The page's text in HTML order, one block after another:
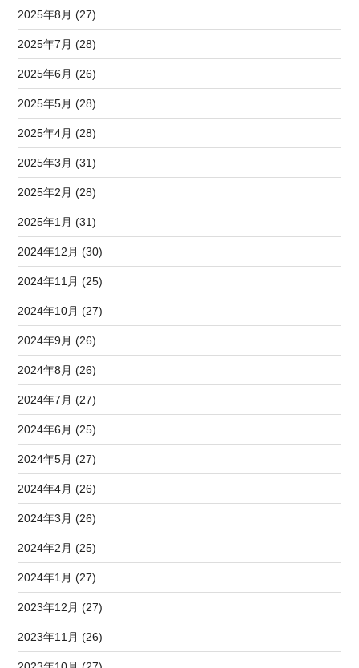
2025年8月 (27)
2025年7月 (28)
2025年6月 (26)
2025年5月 (28)
2025年4月 (28)
2025年3月 (31)
2025年2月 (28)
2025年1月 (31)
2024年12月 (30)
2024年11月 (25)
2024年10月 (27)
2024年9月 (26)
2024年8月 (26)
2024年7月 (27)
2024年6月 (25)
2024年5月 (27)
2024年4月 (26)
2024年3月 (26)
2024年2月 (25)
2024年1月 (27)
2023年12月 (27)
2023年11月 (26)